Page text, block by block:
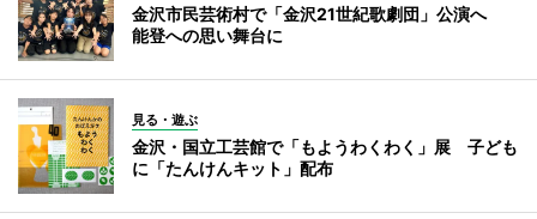
金沢市民芸術村で「金沢21世紀歌劇団」公演へ
能登への思い舞台に
見る・遊ぶ
金沢・国立工芸館で「もようわくわく」展 子ども
に「たんけんキット」配布